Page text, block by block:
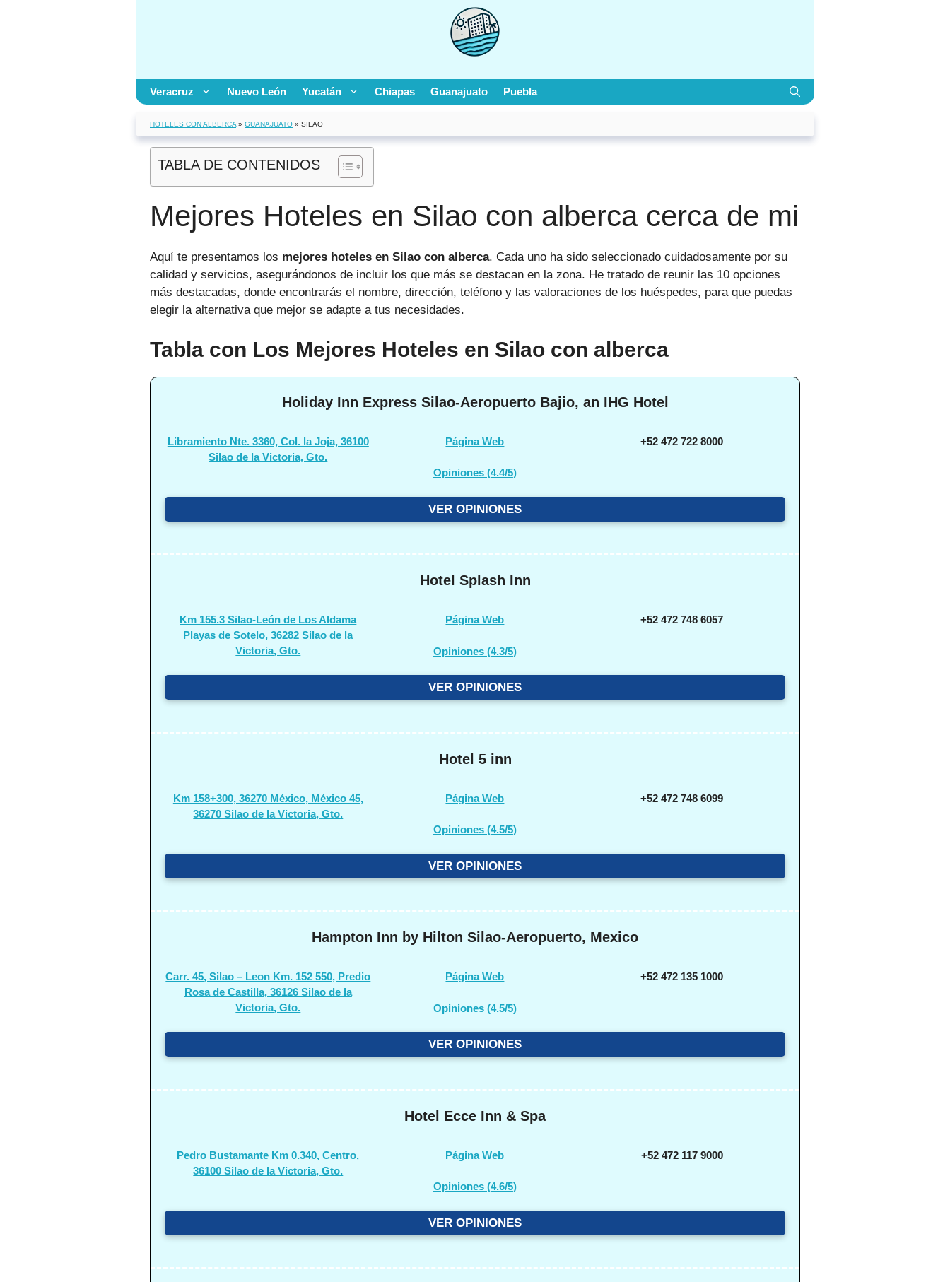
Veracruz Nuevo León Yucatán Chiapas Guanajuato Puebla
HOTELES CON ALBERCA » GUANAJUATO » SILAO
TABLA DE CONTENIDOS
Mejores Hoteles en Silao con alberca cerca de mi
Aquí te presentamos los mejores hoteles en Silao con alberca. Cada uno ha sido seleccionado cuidadosamente por su
calidad y servicios, asegurándonos de incluir los que más se destacan en la zona. He tratado de reunir las 10 opciones
más destacadas, donde encontrarás el nombre, dirección, teléfono y las valoraciones de los huéspedes, para que puedas
elegir la alternativa que mejor se adapte a tus necesidades.
Tabla con Los Mejores Hoteles en Silao con alberca
Holiday Inn Express Silao-Aeropuerto Bajio, an IHG Hotel
Libramiento Nte. 3360, Col. la Joja, 36100
Silao de la Victoria, Gto.
Página Web
Opiniones (4.4/5)
+52 472 722 8000
VER OPINIONES
Hotel Splash Inn
Km 155.3 Silao-León de Los Aldama
Playas de Sotelo, 36282 Silao de la
Victoria, Gto.
Página Web
Opiniones (4.3/5)
+52 472 748 6057
VER OPINIONES
Hotel 5 inn
Km 158+300, 36270 México, México 45,
36270 Silao de la Victoria, Gto.
Página Web
Opiniones (4.5/5)
+52 472 748 6099
VER OPINIONES
Hampton Inn by Hilton Silao-Aeropuerto, Mexico
Carr. 45, Silao – Leon Km. 152 550, Predio
Rosa de Castilla, 36126 Silao de la
Victoria, Gto.
Página Web
Opiniones (4.5/5)
+52 472 135 1000
VER OPINIONES
Hotel Ecce Inn & Spa
Pedro Bustamante Km 0.340, Centro,
36100 Silao de la Victoria, Gto.
Página Web
Opiniones (4.6/5)
+52 472 117 9000
VER OPINIONES